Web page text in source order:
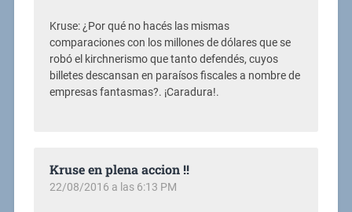
Kruse: ¿Por qué no hacés las mismas
comparaciones con los millones de dólares que se
robó el kirchnerismo que tanto defendés, cuyos
billetes descansan en paraísos fiscales a nombre de
empresas fantasmas?. ¡Caradura!.
Kruse en plena accion !!
22/08/2016 a las 6:13 PM